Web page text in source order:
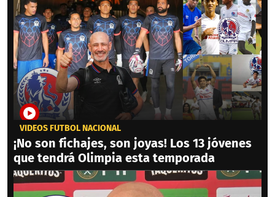
VIDEOS FÚTBOL NACIONAL
¡No son fichajes, son joyas! Los 13 jóvenes
que tendrá Olimpia esta temporada